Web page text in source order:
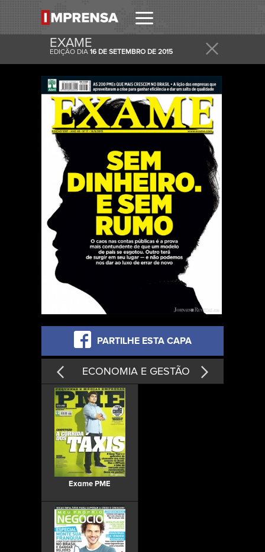
EXAME
EDIÇÃO DIA 16 DE SETEMBRO DE 2015
RECEBER
RECEBA ESTA E OUTRAS CAPAS NO SEU EMAIL
DIARIAMENTE.
PARTILHE ESTA CAPA
ECONOMIA E GESTÃO
Exame PME